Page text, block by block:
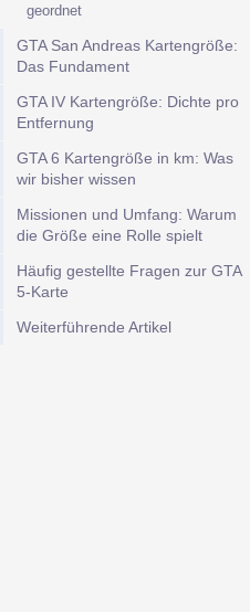
geordnet
GTA San Andreas Kartengröße:
Das Fundament
GTA IV Kartengröße: Dichte pro
Entfernung
GTA 6 Kartengröße in km: Was
wir bisher wissen
Missionen und Umfang: Warum
die Größe eine Rolle spielt
Häufig gestellte Fragen zur GTA
5-Karte
Weiterführende Artikel